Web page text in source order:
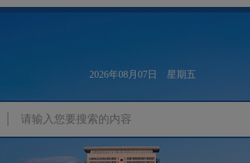
2026年08月07日 星期五